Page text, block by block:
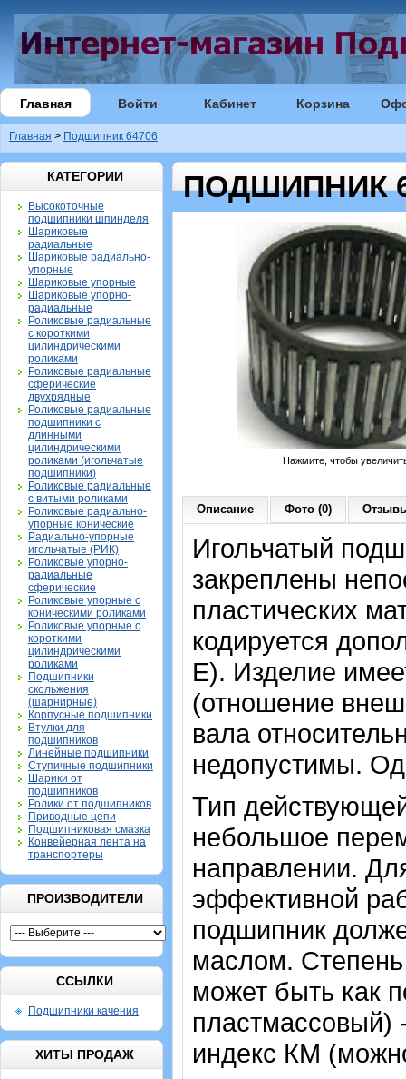
Главная Войти Кабинет Корзина
Главная > Подшипник 64706
КАТЕГОРИИ
Высокоточные
подшипники шпинделя
Шариковые
радиальные
Шариковые радиально-
упорные
Шариковые упорные
Шариковые упорно-
радиальные
Роликовые радиальные
с короткими
цилиндрическими
роликами
Роликовые радиальные
сферические
двухрядные
Роликовые радиальные
подшипники с
длинными
цилиндрическими
роликами (игольчатые
подшипники)
Роликовые радиальные
с витыми роликами
Роликовые радиально-
упорные конические
Радиально-упорные
игольчатые (РИК)
Роликовые упорно-
радиальные
сферические
Роликовые упорные с
коническими роликами
Роликовые упорные с
короткими
цилиндрическими
роликами
Подшипники
скольжения
(шарнирные)
Корпусные подшипники
Втулки для
подшипников
Линейные подшипники
Ступичные подшипники
Шарики от
подшипников
Ролики от подшипников
Приводные цепи
Подшипниковая смазка
Конвейерная лента на
транспортеры
ПРОИЗВОДИТЕЛИ
ССЫЛКИ
Подшипники качения
ХИТЫ ПРОДАЖ
ПОДШИПНИК
Нажмите, чтобы
Описание Фото (0)
Игольчатый
закреплены
пластических
кодируется
Е). Изделие
(отношение
вала
недопустимы.
Тип
небольшое
направлении.
эффективной
подшипник
маслом.
может быть как
пластмассовый)
индекс КМ